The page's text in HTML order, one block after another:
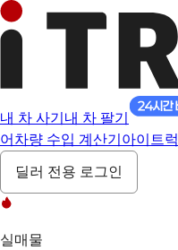
내 차 사기 내 차 팔기
어 차량 수입 계산기 아이트럭
딜러 전용 로그인
실매물